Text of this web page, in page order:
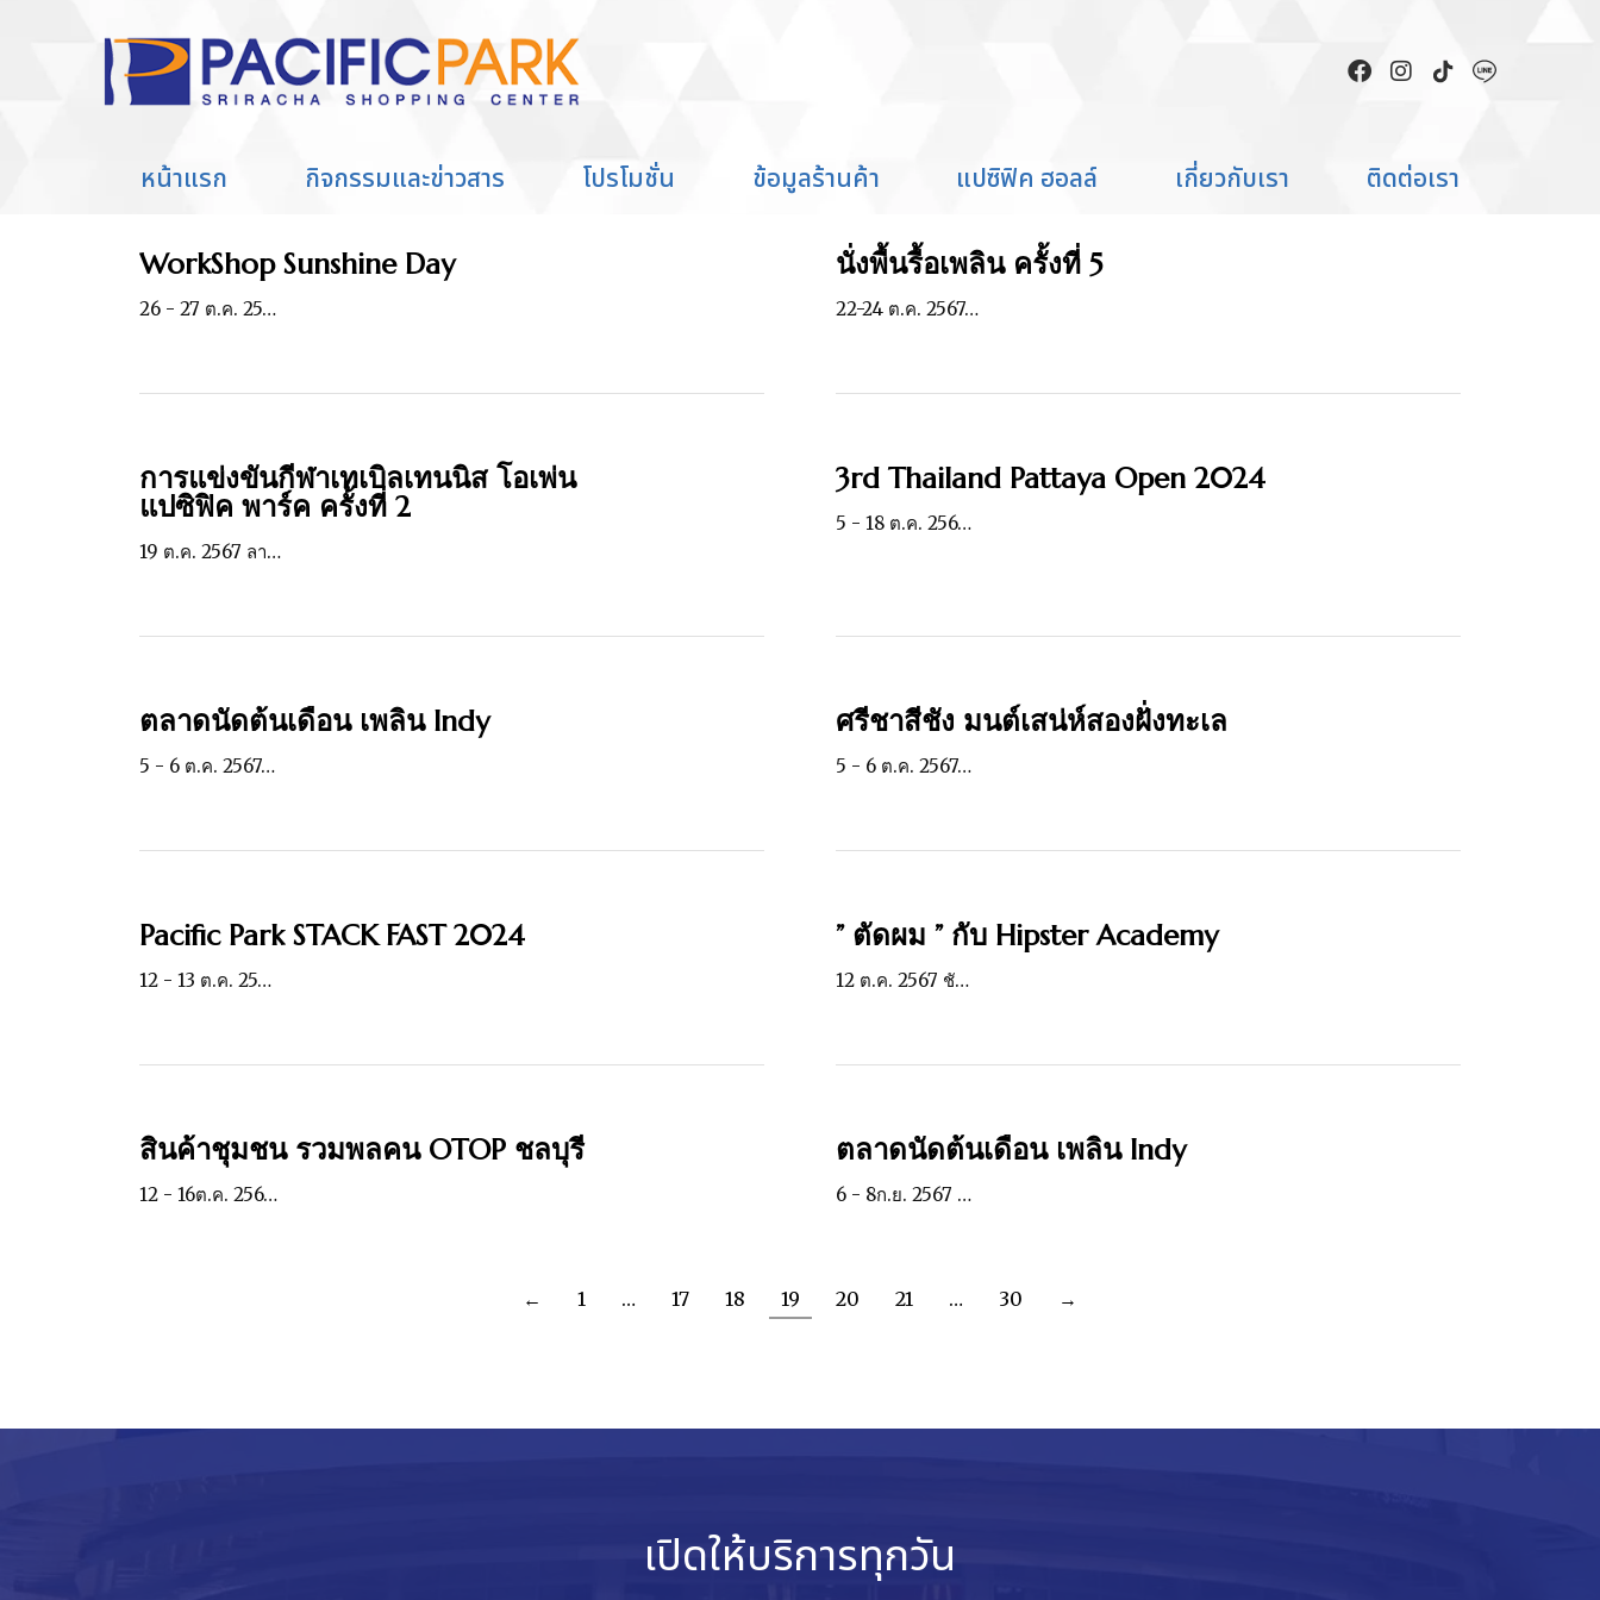
หน้าแรก กิจกรรมและข่าวสาร โปรโมชั่น ข้อมูลร้านค้า แปซิฟิค ฮอลล์ เกี่ยวกับเรา ติดต่อเรา
You are here:
Home Article author admin ADMIN
WorkShop Sunshine Day
26 - 27 ต.ค. 25…
นั่งพื้นรื้อเพลิน ครั้งที่ 5
22-24 ต.ค. 2567…
การแข่งขันกีฬาเทเบิลเทนนิส โอเพ่น
แปซิฟิค พาร์ค ครั้งที่ 2
19 ต.ค. 2567 ลา…
3rd Thailand Pattaya Open 2024
5 - 18 ต.ค. 256…
ตลาดนัดต้นเดือน เพลิน Indy
5 - 6 ต.ค. 2567…
ศรีชาสีชัง มนต์เสน่ห์สองฝั่งทะเล
5 - 6 ต.ค. 2567…
Pacific Park STACK FAST 2024
12 - 13 ต.ค. 25…
” ตัดผม ” กับ Hipster Academy
12 ต.ค. 2567 ชั…
สินค้าชุมชน รวมพลคน OTOP ชลบุรี
12 - 16ต.ค. 256…
ตลาดนัดต้นเดือน เพลิน Indy
6 - 8ก.ย. 2567 …
← 1 … 17 18 19 20 21 … 30 →
เปิดให้บริการทุกวัน